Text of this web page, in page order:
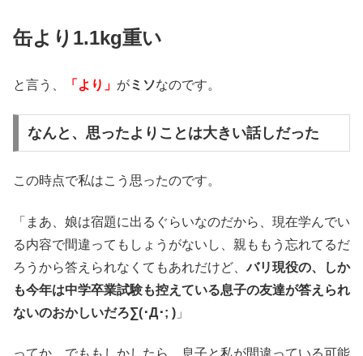
缶より1.1kg重い
と言う、 「より」 がミソなのです。
なんと、思ったよりことは大きい話しだった
この時点で私はこう思ったのです。
「まあ、娘は宿題に出るぐらいなのだから、現在学んでい
る内容で間違ってもしょうがないし、親ももう忘れてるだ
ろうから答えられなくてもあれだけど、バリ現役の、しか
も今年は中学卒業試験も控えている息子の友達が答えられ
ないのおかしいだろ∑(･Д･; ) 」